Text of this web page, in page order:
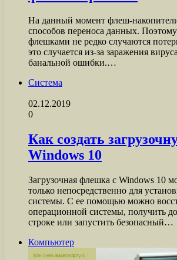
На данный момент флеш-
способов переноса данных.
флешками не редко случаются
это случается из-за заражения
банальной ошибки.…
Система
02.12.2019
0
Как создать
Windows 10
Загрузочная флешка с Windows 10
только непосредственно для
системы. С ее помощью можно
операционной системы, получить
строке или запустить безопасный…
Компьютер